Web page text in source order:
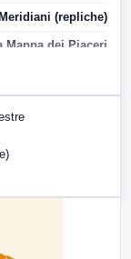
(repliche)
Mappa dei Piaceri